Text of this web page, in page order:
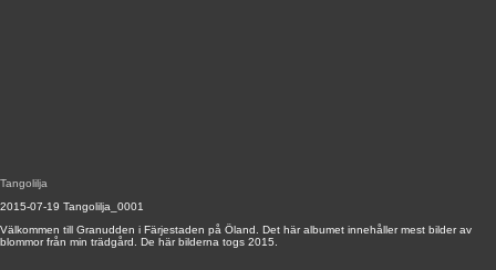
Tangolilja
2015-07-19 Tangolilja_0001
Välkommen till Granudden i Färjestaden på Öland. Det här albumet innehåller mest bilder av
blommor från min trädgård. De här bilderna togs 2015.